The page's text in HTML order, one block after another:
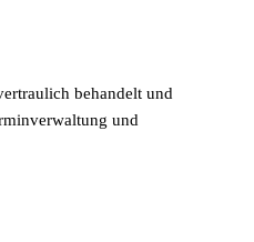
behandelt und
und